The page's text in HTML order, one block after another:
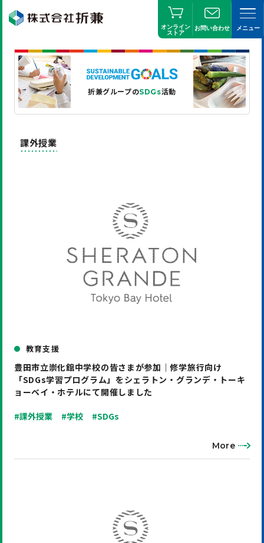
オンライン
ストア
お問い合わせ メニュー
折兼グループのSDGs活動
課外授業
教育支援
豊田市立崇化館中学校の皆さまが参加｜修学旅行向け
「SDGs学習プログラム」をシェラトン・グランデ・トーキ
ョーベイ・ホテルにて開催しました
#課外授業 #学校 #SDGs
More